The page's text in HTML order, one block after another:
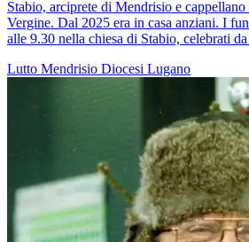
Stabio, arciprete di Mendrisio e cappellano
Vergine. Dal 2025 era in casa anziani. I
alle 9.30 nella chiesa di Stabio, celebrati
Lutto Mendrisio Diocesi Lugano